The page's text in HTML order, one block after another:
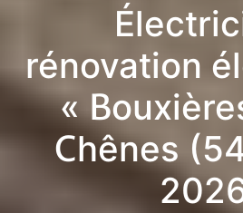
rénovation
«
Chênes